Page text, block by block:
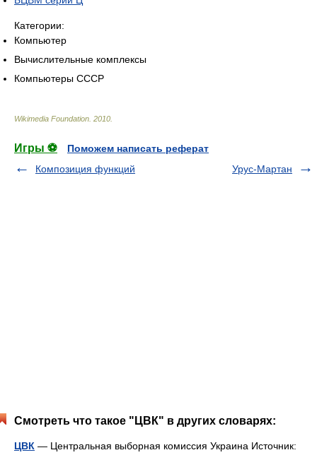
Категории:
Компьютер
Вычислительные комплексы
Компьютеры СССР
Wikimedia Foundation 2010
Игры ⚽
Поможем написать реферат
Композиция функций
Урус-Мартан
Смотреть что такое "ЦВК" в других словарях:
ЦВК — Центральная выборная комиссия Украина Источник: